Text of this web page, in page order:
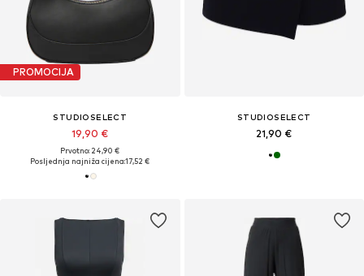
PROMOCIJA
STUDIOSELECT
19,90 €
Prvotno: 24,90 €
Posljednja najniža cijena:17,52 €
STUDIOSELECT
21,90 €